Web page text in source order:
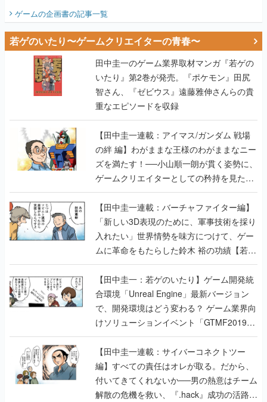
ビュー】
ゲームの企画書の記事一覧
若ゲのいたり〜ゲームクリエイターの青春〜
田中圭一のゲーム業界取材マンガ『若ゲの
いたり』第2巻が発売。『ポケモン』田尻
智さん、『ゼビウス』遠藤雅伸さんらの貴
重なエピソードを収録
【田中圭一連載：アイマス/ガンダム 戦場
の絆 編】わがままな王様のわがままなニー
ズを満たす！──小山順一朗が貫く姿勢に、
ゲームクリエイターとしての矜持を見た
【若ゲのいたり最終回】
【田中圭一連載：バーチャファイター編】
「新しい3D表現のために、軍事技術を採り
入れたい」世界情勢を味方につけて、ゲー
ムに革命をもたらした鈴木 裕の功績【若ゲ
のいたり】
【田中圭一：若ゲのいたり】ゲーム開発統
合環境「Unreal Engine」最新バージョン
で、開発環境はどう変わる？ ゲーム業界向
けソリューションイベント「GTMF2019」
に行って、より理解を深めよう【PR】
【田中圭一連載：サイバーコネクトツー
編】すべての責任はオレが取る。だから、
付いてきてくれないか──男の熱意はチーム
解散の危機を救い、『.hack』成功の活路を